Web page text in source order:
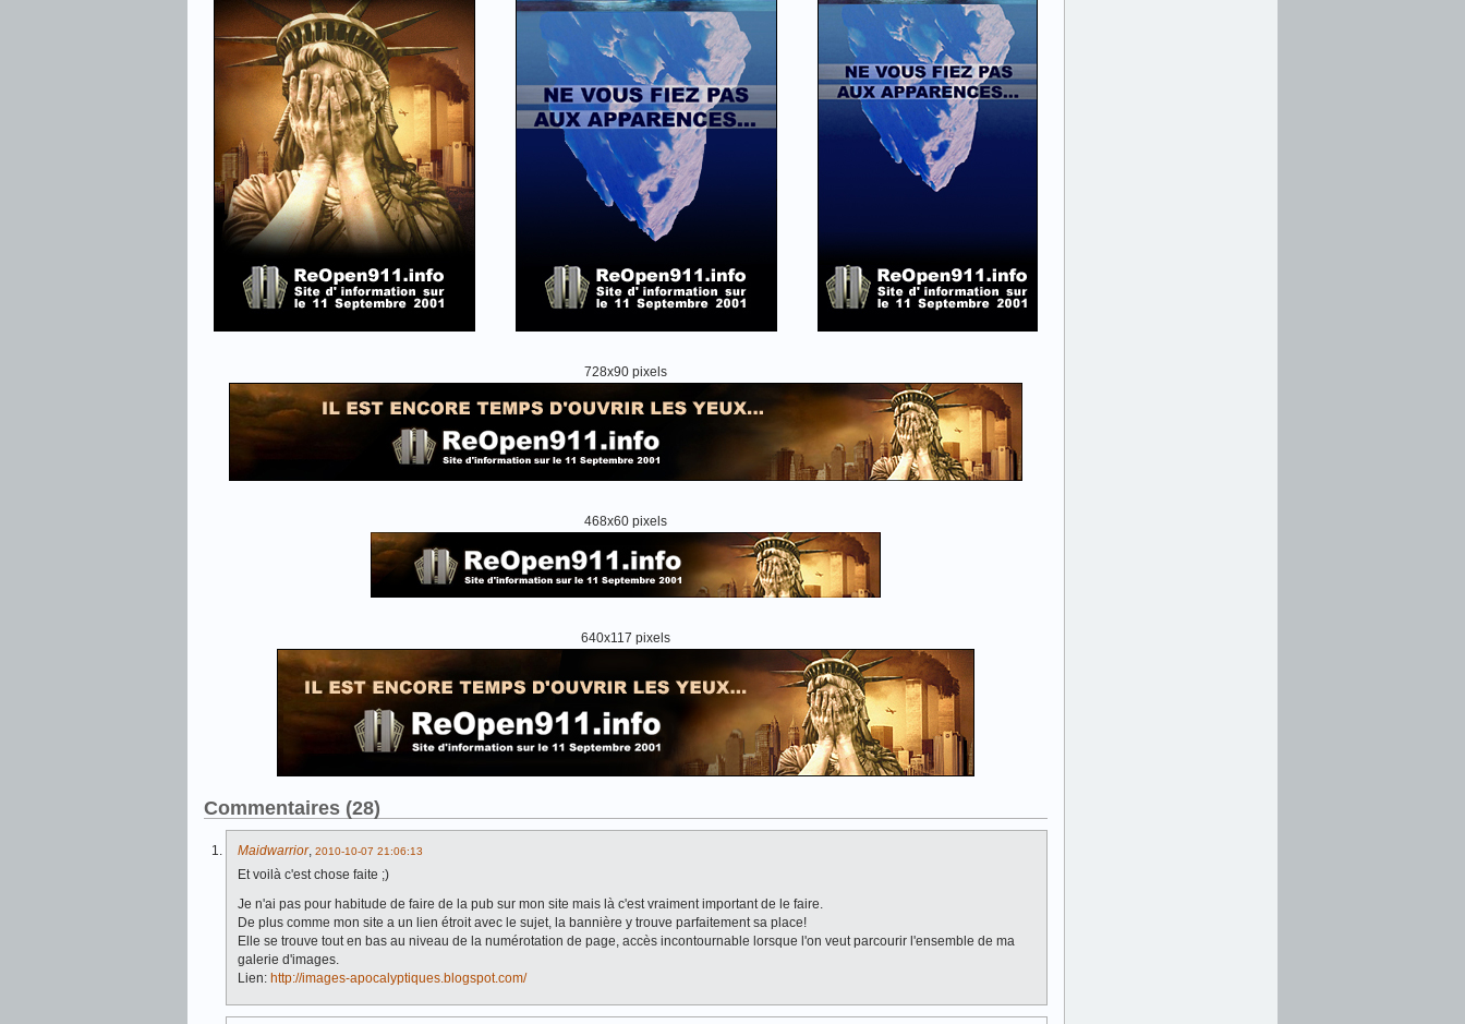
728x90 pixels
468x60 pixels
640x117 pixels
Commentaires (28)
Maidwarrior, 2010-10-07 21:06:13
Et voilà c'est chose faite ;)
Je n'ai pas pour habitude de faire de la pub sur mon site mais là c'est vraiment important de le faire.
De plus comme mon site a un lien étroit avec le sujet, la bannière y trouve parfaitement sa place!
Elle se trouve tout en bas au niveau de la numérotation de page, accès incontournable lorsque l'on veut parcourir l'ensemble de ma
galerie d'images.
Lien: http://images-apocalyptiques.blogspot.com/